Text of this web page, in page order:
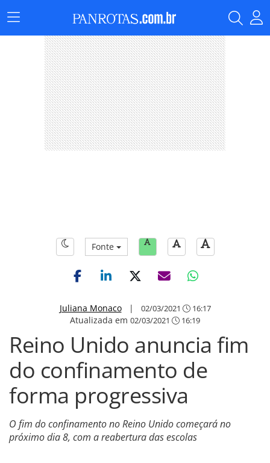
Menu
Principal
Fonte
Juliana Monaco| 02/03/2021 16:17
Atualizada em 02/03/2021 16:19
Reino Unido anuncia fim
do confinamento de
forma progressiva
O fim do confinamento no Reino Unido começará no
próximo dia 8, com a reabertura das escolas